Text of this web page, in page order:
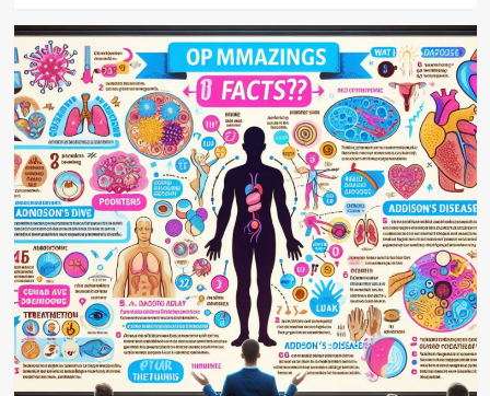
Boala
Bowen:
Cum
se
manifestă
și
cum
se
tratează!